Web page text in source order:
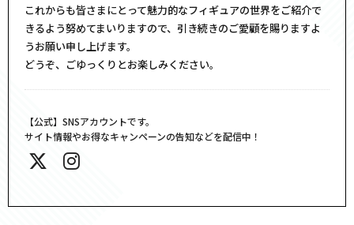
これからも皆さまにとって魅力的なフィギュアの世界をご紹介で
きるよう努めてまいりますので、引き続きのご愛顧を賜りますよ
うお願い申し上げます。
どうぞ、ごゆっくりとお楽しみください。
【公式】SNSアカウントです。
サイト情報やお得なキャンペーンの告知などを配信中！